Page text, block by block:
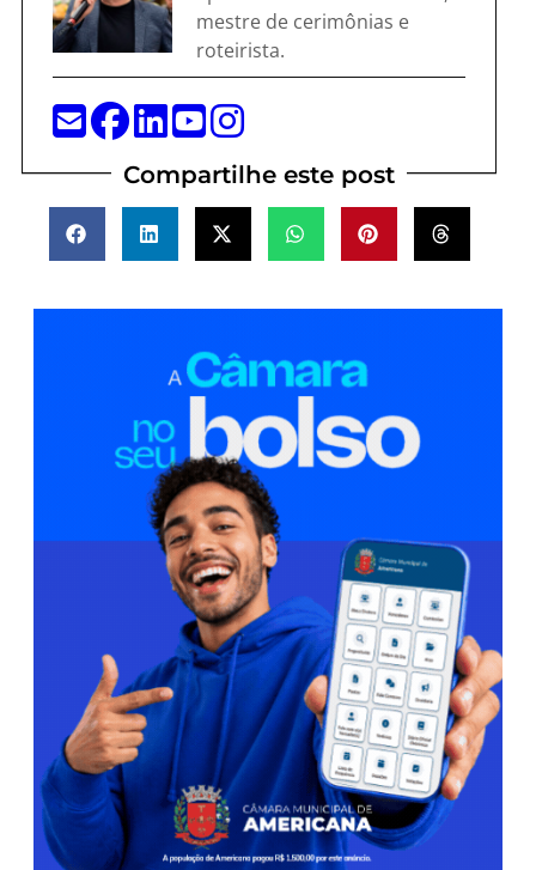
mestre de cerimônias e
roteirista.
Compartilhe este post